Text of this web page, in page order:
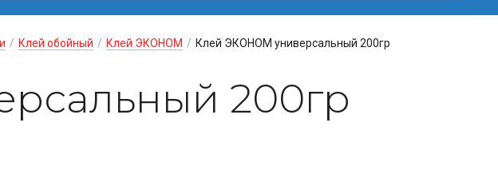
/ Клей обойный / Клей ЭКОНОМ / Клей ЭКОНОМ универсальный 200гр
200гр